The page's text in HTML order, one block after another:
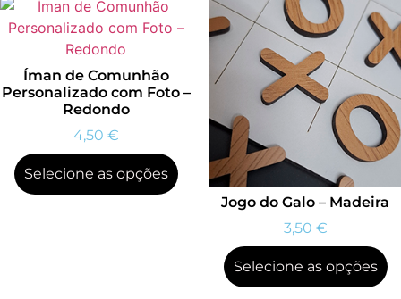
Íman de Comunhão
Personalizado com Foto –
Redondo
4,50 €
Selecione as opções
Jogo do Galo – Madeira
3,50 €
Selecione as opções